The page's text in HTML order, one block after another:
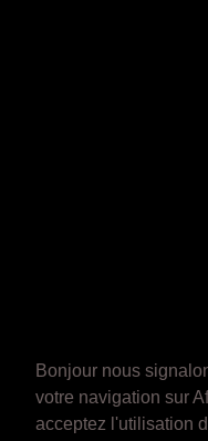
Bonjour nous
votre navigation sur
acceptez l'utilisation